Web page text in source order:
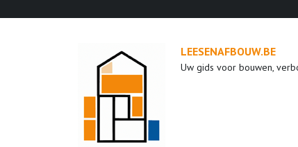
LEESENAFBOUW.BE
Uw gids voor bouwen,